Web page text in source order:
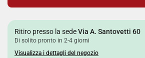
Ritiro presso la sedeVia A. Santovetti 60
Di solito pronto in 2-4 giorni
Visualizza i dettagli del negozio